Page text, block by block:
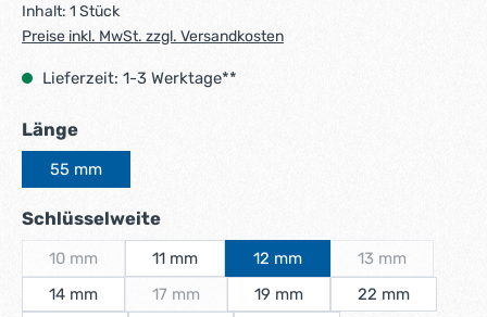
Inhalt: 1 Stück
Preise inkl. MwSt. zzgl. Versandkosten
Lieferzeit: 1-3 Werktage**
Längeauswählen
55 mm
Schlüsselweiteauswählen
10 mm 11 mm 12 mm 13 mm
14 mm 17 mm 19 mm
22 mm